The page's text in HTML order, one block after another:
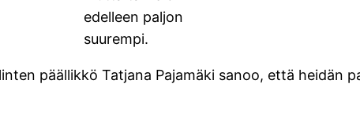
edelleen paljon
suurempi.
päällikkö Tatjana Pajamäki sanoo, että heidän